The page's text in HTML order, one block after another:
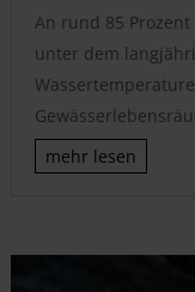
An rund 85
unter dem
mehr lesen